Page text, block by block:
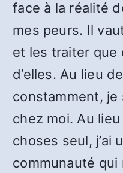
face à la réalité
mes peurs. Il
et les traiter que
d’elles. Au lieu
constamment, je
chez moi. Au
choses seul, j’ai
communauté